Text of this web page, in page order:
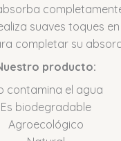
suaves toques en
completar su
producto:
contamina el agua
Es biodegradable
Agroecológico